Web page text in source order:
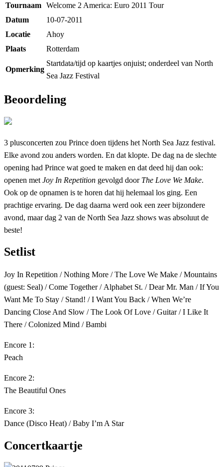
Tournaam Welcome 2 America: Euro 2011 Tour
Datum
10-07-2011
Locatie
Ahoy
Plaats
Rotterdam
Opmerking
Startdata/tijd op kaartjes onjuist; onderdeel van North
Sea Jazz Festival
Beoordeling
3 plusconcerten zou Prince doen tijdens het North Sea Jazz festival.
Elke avond zou anders worden. En dat klopte. De dag na de slechte
opening had Prince wat goed te maken en dat deed hij dan ook:
openen met Joy In Repetition gevolgd door The Love We Make.
Ook op de opnamen is te horen dat hij helemaal los ging. Een
prachtige ervaring. De dag daarna werd ook een zeer bijzondere
avond, maar dag 2 van de North Sea Jazz shows was absoluut de
beste!
Setlist
Joy In Repetition / Nothing More / The Love We Make / Mountains
(guest: Seal) / Come Together / Alphabet St. / Dear Mr. Man / If You
Want Me To Stay / Stand! / I Want You Back / When We’re
Dancing Close And Slow / The Look Of Love / Guitar / I Like It
There / Colonized Mind / Bambi
Encore 1:
Peach
Encore 2:
The Beautiful Ones
Encore 3:
Dance (Disco Heat) / Baby I’m A Star
Concertkaartje